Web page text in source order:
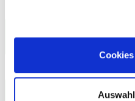
Weihnachtsbaum